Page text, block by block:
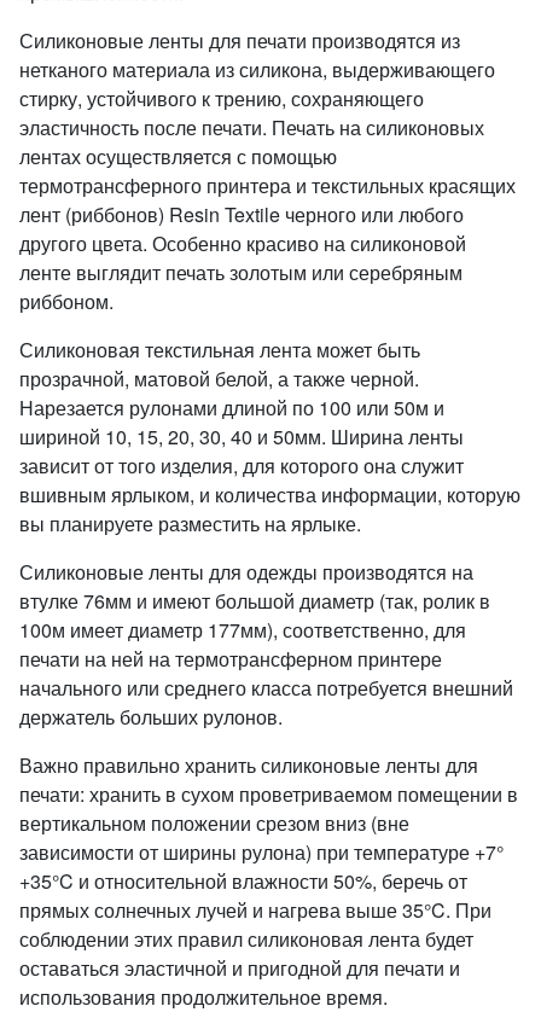
Силиконовые ленты для печати производятся из
нетканого материала из силикона, выдерживающего
стирку, устойчивого к трению, сохраняющего
эластичность после печати. Печать на силиконовых
лентах осуществляется с помощью
термотрансферного принтера и текстильных красящих
лент (риббонов) Resin Textile черного или любого
другого цвета. Особенно красиво на силиконовой
ленте выглядит печать золотым или серебряным
риббоном.
Силиконовая текстильная лента может быть
прозрачной, матовой белой, а также черной.
Нарезается рулонами длиной по 100 или 50м и
шириной 10, 15, 20, 30, 40 и 50мм. Ширина ленты
зависит от того изделия, для которого она служит
вшивным ярлыком, и количества информации, которую
вы планируете разместить на ярлыке.
Силиконовые ленты для одежды производятся на
втулке 76мм и имеют большой диаметр (так, ролик в
100м имеет диаметр 177мм), соответственно, для
печати на ней на термотрансферном принтере
начального или среднего класса потребуется внешний
держатель больших рулонов.
Важно правильно хранить силиконовые ленты для
печати: хранить в сухом проветриваемом помещении в
вертикальном положении срезом вниз (вне
зависимости от ширины рулона) при температуре +7°
+35°C и относительной влажности 50%, беречь от
прямых солнечных лучей и нагрева выше 35°C. При
соблюдении этих правил силиконовая лента будет
оставаться эластичной и пригодной для печати и
использования продолжительное время.